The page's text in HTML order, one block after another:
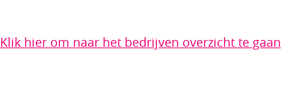
Klik hier om naar het bedrijven overzicht te gaan